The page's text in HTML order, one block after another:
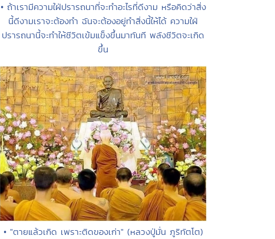
• ถ้าเรามีความใฝ่ปรารถนาที่จะทำอะไรที่ดีงาม หรือคิดว่าสิ่ง
นี้ดีงามเราจะต้องทำ ฉันจะต้องอยู่ทำสิ่งนี้ให้ได้ ความใฝ่
ปรารถนานี้จะทำให้ชีวิตเข้มแข็งขึ้นมาทันที พลังชีวิตจะเกิด
ขึ้น
• "ตายแล้วเกิด เพราะติดของเก่า" (หลวงปู่มั่น ภูริทัตโต)